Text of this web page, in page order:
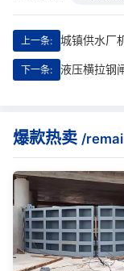
上一条:
下一条:
爆款热卖 /remai